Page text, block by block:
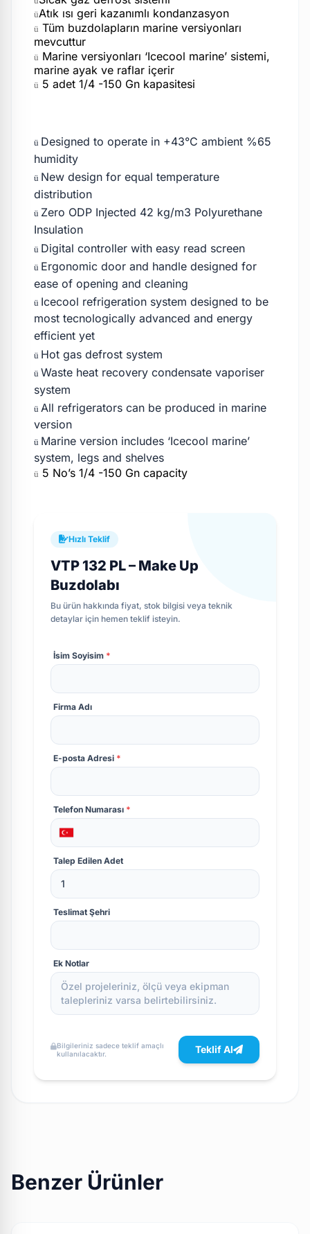
üAtık ısı geri kazanımlı kondanzasyon
ü Tüm buzdolapların marine versiyonları
mevcuttur
ü Marine versiyonları ‘Icecool marine’ sistemi,
marine ayak ve raflar içerir
ü 5 adet 1/4 -150 Gn kapasitesi
ü Designed to operate in +43°C ambient %65
humidity
ü New design for equal temperature
distribution
ü Zero ODP Injected 42 kg/m3 Polyurethane
Insulation
ü Digital controller with easy read screen
ü Ergonomic door and handle designed for
ease of opening and cleaning
ü Icecool refrigeration system designed to be
most tecnologically advanced and energy
efficient yet
ü Hot gas defrost system
ü Waste heat recovery condensate vaporiser
system
ü All refrigerators can be produced in marine
version
ü Marine version includes ‘Icecool marine’
system, legs and shelves
ü 5 No’s 1/4 -150 Gn capacity
Hızlı Teklif
VTP 132 PL – Make Up
Buzdolabı
Bu ürün hakkında fiyat, stok bilgisi veya teknik
detaylar için hemen teklif isteyin.
İsim Soyisim *
Firma Adı
E-posta Adresi *
Telefon Numarası *
Talep Edilen Adet
Teslimat Şehri
Ek Notlar
Bilgileriniz sadece teklif amaçlı
kullanılacaktır.
Teklif Al
Benzer Ürünler